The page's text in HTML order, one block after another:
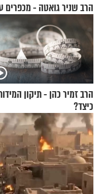
הרב שניר גואטה - מכפרים
הרב זמיר כהן - תיקון
כיצד?